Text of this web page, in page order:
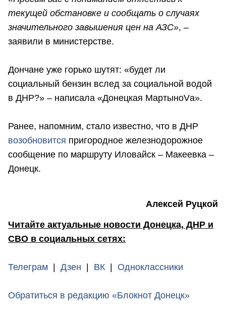
текущей обстановке и сообщать о случаях
значительного завышения цен на АЗС», –
заявили в министерстве.
Дончане уже горько шутят: «будет ли
социальный бензин вслед за социальной водой
в ДНР?» – написала «Донецкая МартыноVа».
Ранее, напомним, стало известно, что в ДНР
возобновится пригородное железнодорожное
сообщение по маршруту Иловайск – Макеевка –
Донецк.
Алексей Руцкой
Читайте актуальные новости Донецка, ДНР и
СВО в социальных сетях:
Телеграм | Дзен | ВК | Одноклассники
Обратиться в редакцию «Блокнот Донецк»